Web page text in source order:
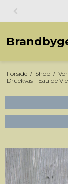
Forside / Shop /
Druekvas - Eau de